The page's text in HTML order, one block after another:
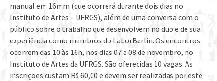
manual em 16mm (que ocorrerá durante dois dias no
Instituto de Artes – UFRGS), além de uma conversa com o
público sobre o trabalho que desenvolvem no duo e de sua
experiência como membros do LaborBerlin. Os encontros
ocorrem das 10 às 16h, nos dias 07 e 08 de novembro, no
Instituto de Artes da UFRGS. São oferecidas 10 vagas. As
inscrições custam R$ 60,00 e devem ser realizadas por este